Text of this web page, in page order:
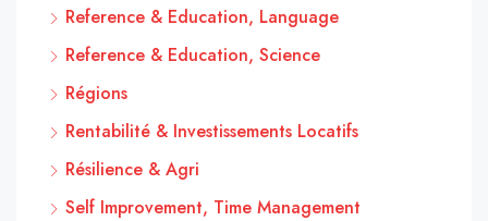
Reference & Education, Language
Reference & Education, Science
Régions
Rentabilité & Investissements Locatifs
Résilience & Agri
Self Improvement, Time Management